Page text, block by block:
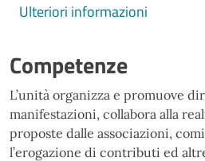
Ulteriori informazioni
Competenze
L’unità organizza e promuove
manifestazioni, collabora alla
proposte dalle associazioni,
l’erogazione di contributi ed